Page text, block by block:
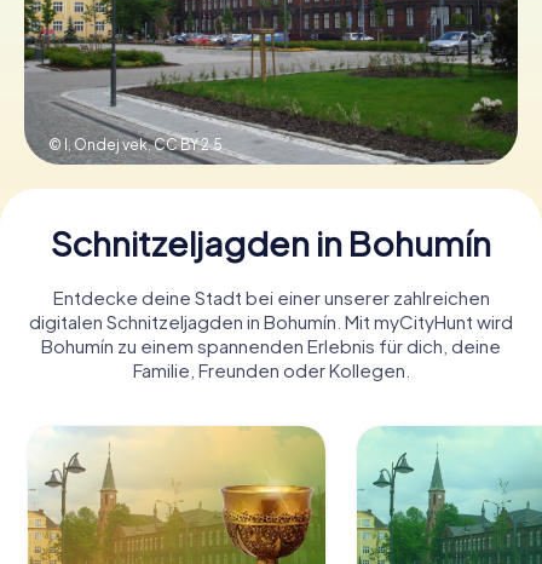
Tickets buchen
Gutscheine bestellen
© I, Ondej vek,CC BY 2.5
Schnitzeljagden in Bohumín
Entdecke deine Stadt bei einer unserer zahlreichen
digitalen Schnitzeljagden in Bohumín. Mit myCityHunt wird
Bohumín zu einem spannenden Erlebnis für dich, deine
Familie, Freunden oder Kollegen.